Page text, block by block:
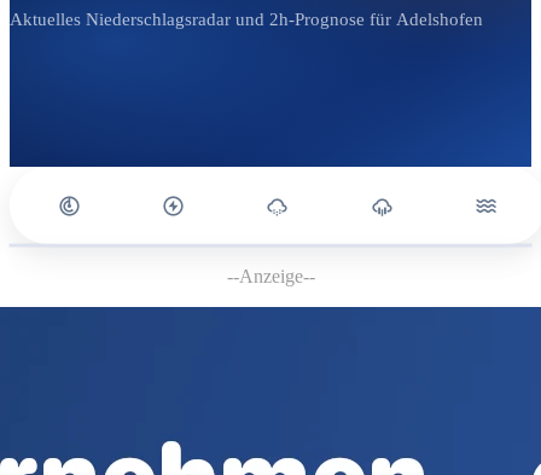
Aktuelles Niederschlagsradar und 2h-Prognose für Adelshofen
--Anzeige--